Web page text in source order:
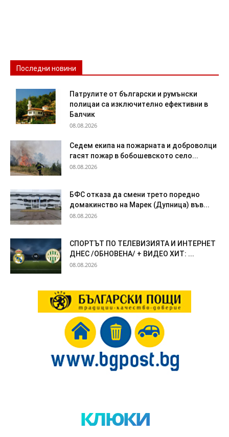
Последни новини
Патрулите от български и румънски
полицаи са изключително ефективни в
Балчик
08.08.2026
Седем екипа на пожарната и доброволци
гасят пожар в бобошевското село...
08.08.2026
БФС отказа да смени трето поредно
домакинство на Марек (Дупница) във...
08.08.2026
СПОРТЪТ ПО ТЕЛЕВИЗИЯТА И ИНТЕРНЕТ
ДНЕС /ОБНОВЕНА/ + ВИДЕО ХИТ: ...
08.08.2026
клюки